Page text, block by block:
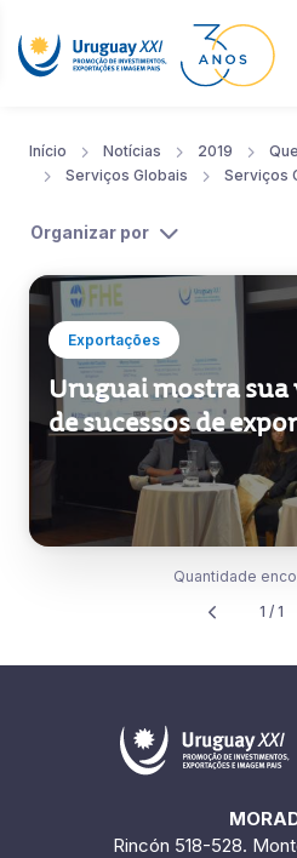
Início Notícias 2019
Serviços Globais
Serviços
Organizar por
Exportações
Uruguai mostra
de sucessos de
Quantidade
1 / 1
Rincón 518-528.